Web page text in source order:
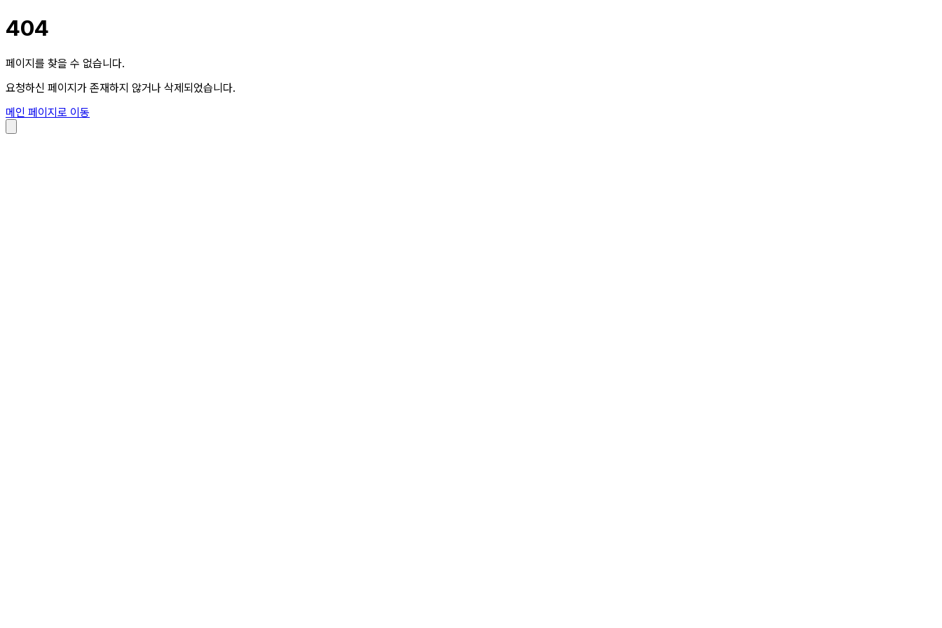
404
페이지를 찾을 수 없습니다.
요청하신 페이지가 존재하지 않거나 삭제되었습니다.
메인 페이지로 이동